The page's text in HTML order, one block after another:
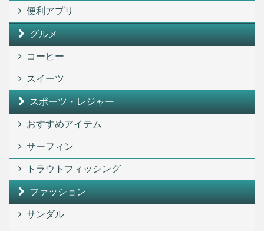
便利アプリ
グルメ
コーヒー
スイーツ
スポーツ・レジャー
おすすめアイテム
サーフィン
トラウトフィッシング
ファッション
サンダル